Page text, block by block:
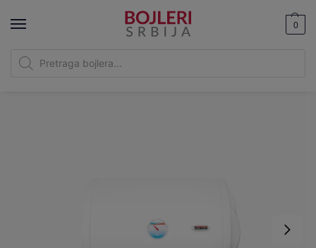
0
Bojleri Srbija|Termorad bojleri